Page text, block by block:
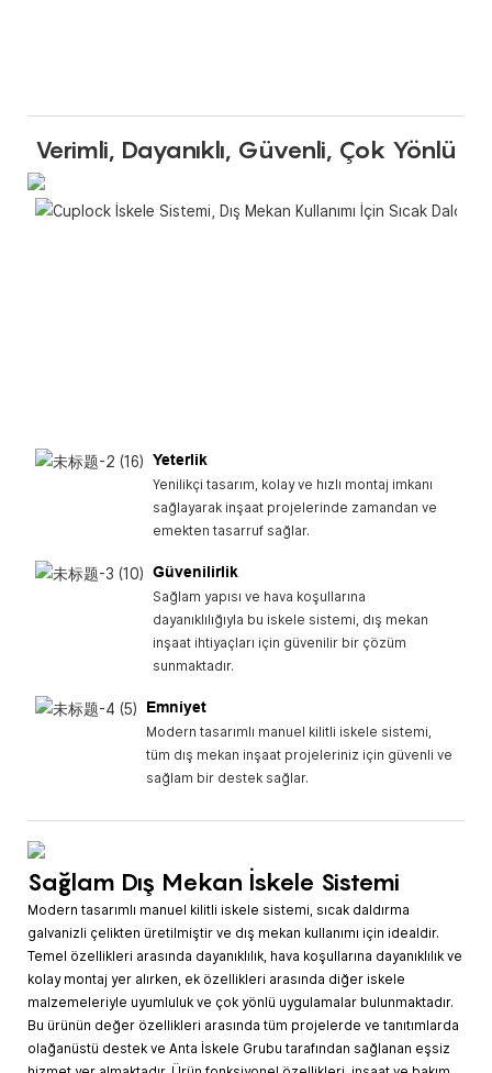
Verimli, Dayanıklı, Güvenli, Çok Yönlü
Yeterlik
Yenilikçi tasarım, kolay ve hızlı montaj imkanı
sağlayarak inşaat projelerinde zamandan ve
emekten tasarruf sağlar.
Güvenilirlik
Sağlam yapısı ve hava koşullarına
dayanıklılığıyla bu iskele sistemi, dış mekan
inşaat ihtiyaçları için güvenilir bir çözüm
sunmaktadır.
Emniyet
Modern tasarımlı manuel kilitli iskele sistemi,
tüm dış mekan inşaat projeleriniz için güvenli ve
sağlam bir destek sağlar.
Sağlam Dış Mekan İskele Sistemi
Modern tasarımlı manuel kilitli iskele sistemi, sıcak daldırma
galvanizli çelikten üretilmiştir ve dış mekan kullanımı için idealdir.
Temel özellikleri arasında dayanıklılık, hava koşullarına dayanıklılık ve
kolay montaj yer alırken, ek özellikleri arasında diğer iskele
malzemeleriyle uyumluluk ve çok yönlü uygulamalar bulunmaktadır.
Bu ürünün değer özellikleri arasında tüm projelerde ve tanıtımlarda
olağanüstü destek ve Anta İskele Grubu tarafından sağlanan eşsiz